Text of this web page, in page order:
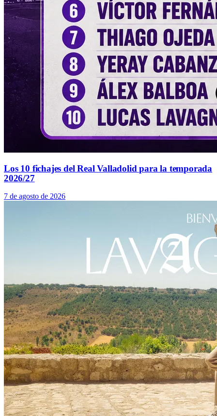
Los 10 fichajes del Real Valladolid para la temporada
2026/27
7 de agosto de 2026